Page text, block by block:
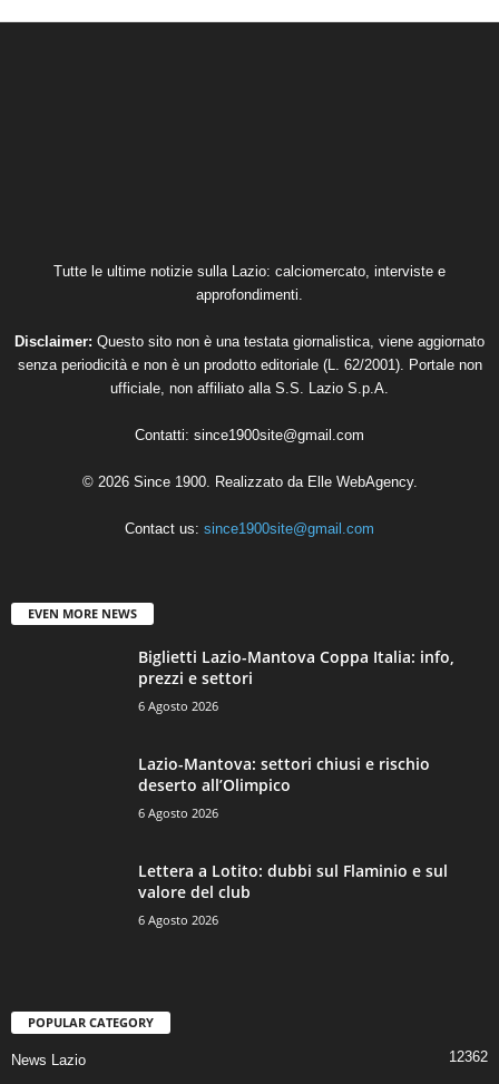
Tutte le ultime notizie sulla Lazio: calciomercato, interviste e
approfondimenti.
Disclaimer: Questo sito non è una testata giornalistica, viene aggiornato
senza periodicità e non è un prodotto editoriale (L. 62/2001). Portale non
ufficiale, non affiliato alla S.S. Lazio S.p.A.
Contatti: since1900site@gmail.com
© 2026 Since 1900. Realizzato da Elle WebAgency.
Contact us: since1900site@gmail.com
EVEN MORE NEWS
Biglietti Lazio-Mantova Coppa Italia: info,
prezzi e settori
6 Agosto 2026
Lazio-Mantova: settori chiusi e rischio
deserto all’Olimpico
6 Agosto 2026
Lettera a Lotito: dubbi sul Flaminio e sul
valore del club
6 Agosto 2026
POPULAR CATEGORY
News Lazio
12362